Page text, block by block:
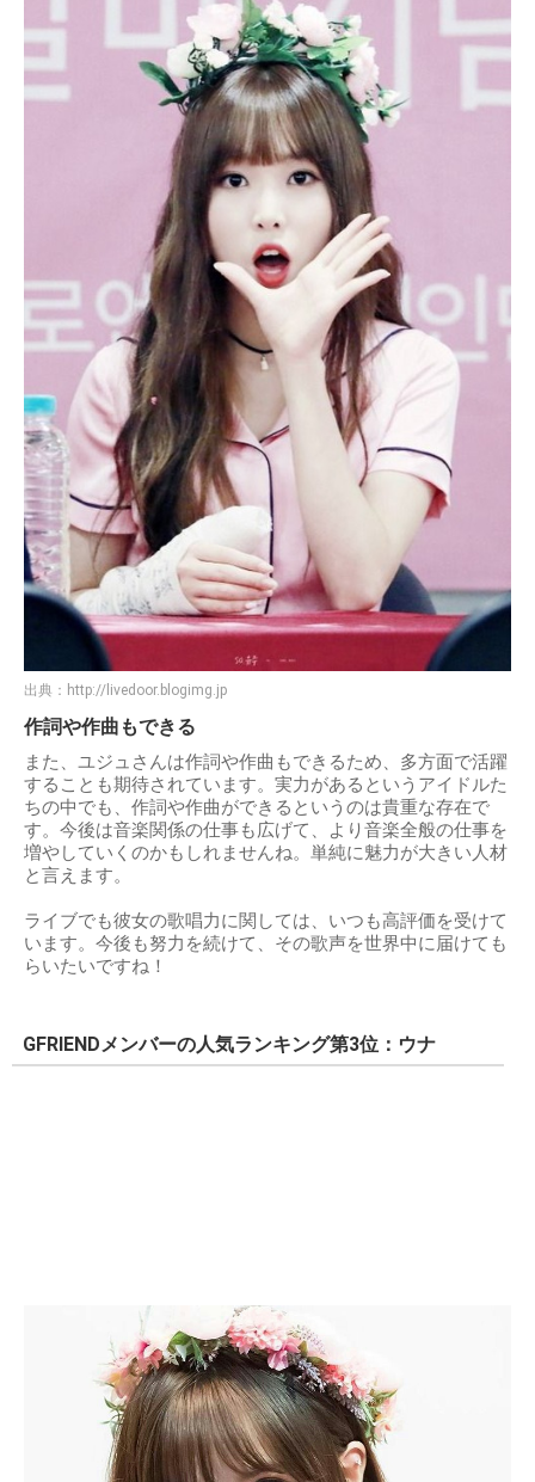
出典： http://livedoor.blogimg.jp
作詞や作曲もできる
また、ユジュさんは作詞や作曲もできるため、多方面で活躍
することも期待されています。実力があるというアイドルた
ちの中でも、作詞や作曲ができるというのは貴重な存在で
す。今後は音楽関係の仕事も広げて、より音楽全般の仕事を
増やしていくのかもしれませんね。単純に魅力が大きい人材
と言えます。
ライブでも彼女の歌唱力に関しては、いつも高評価を受けて
います。今後も努力を続けて、その歌声を世界中に届けても
らいたいですね！
GFRIENDメンバーの人気ランキング第3位：ウナ